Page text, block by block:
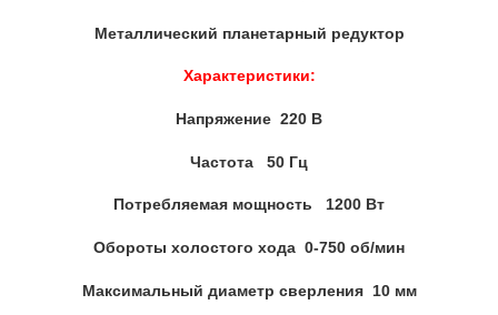
Металлический планетарный редуктор
Характеристики:
Напряжение 220 В
Частота 50 Гц
Потребляемая мощность 1200 Вт
Обороты холостого хода 0-750 об/мин
Максимальный диаметр сверления 10 мм